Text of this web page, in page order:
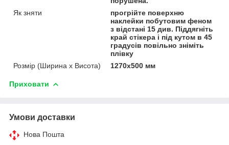
Як зняти
прогрійте поверхню
наклейки побутовим феном
з відстані 15 див. Піддягніть
край стікера і під кутом в 45
градусів повільно зніміть
плівку
Розмір (Ширина х Висота)
1270х500 мм
Приховати
Умови доставки
Нова Пошта